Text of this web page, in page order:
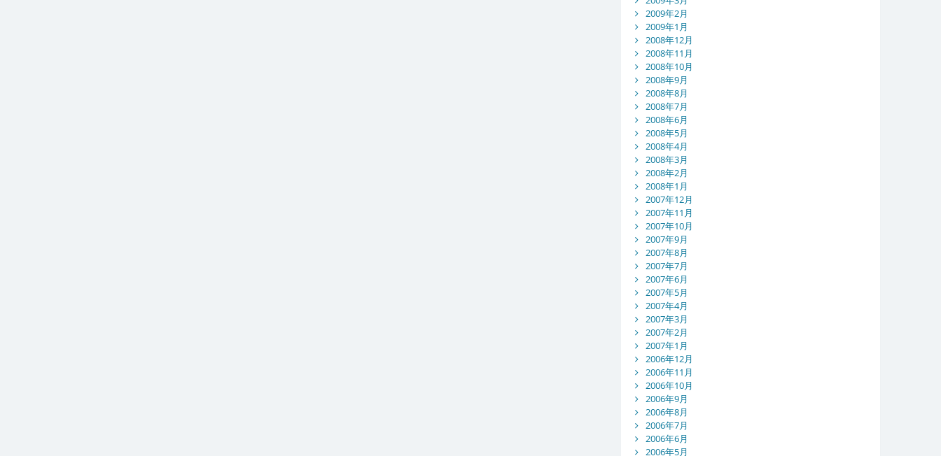
2009年2月
2009年1月
2008年12月
2008年11月
2008年10月
2008年9月
2008年8月
2008年7月
2008年6月
2008年5月
2008年4月
2008年3月
2008年2月
2008年1月
2007年12月
2007年11月
2007年10月
2007年9月
2007年8月
2007年7月
2007年6月
2007年5月
2007年4月
2007年3月
2007年2月
2007年1月
2006年12月
2006年11月
2006年10月
2006年9月
2006年8月
2006年7月
2006年6月
2006年5月